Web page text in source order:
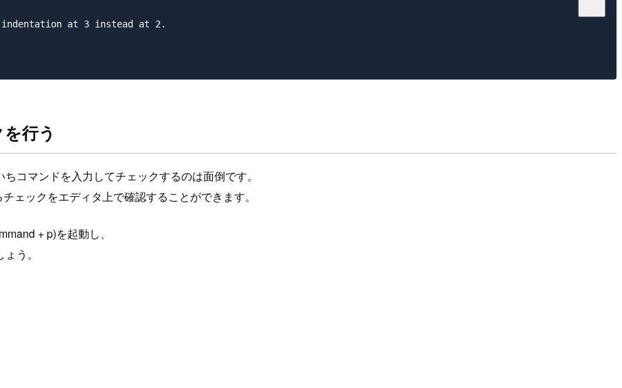
at 3 instead at 2.
行う
コマンドを入力してチェックするのは面倒です。
ェックをエディタ上で確認することができます。
+ p)を起動し、
う。